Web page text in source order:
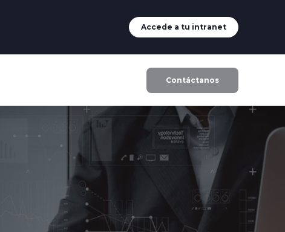
Accede a tu intranet
Contáctanos